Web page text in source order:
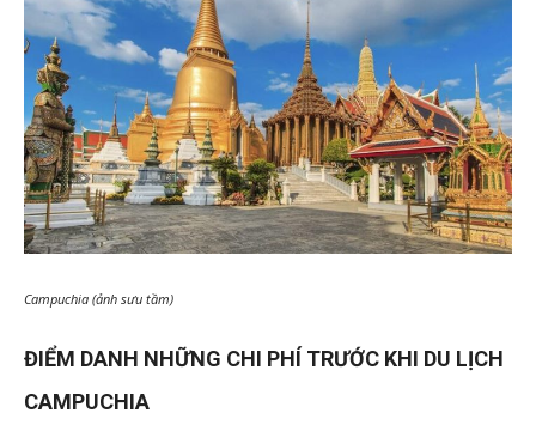
Campuchia (ảnh sưu tầm)
ĐIỂM DANH NHỮNG CHI PHÍ TRƯỚC KHI DU LỊCH
CAMPUCHIA